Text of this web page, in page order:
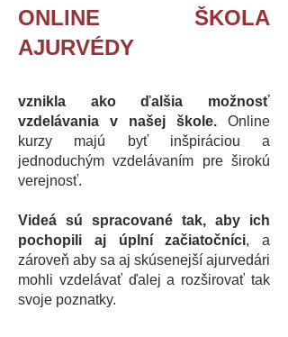
ONLINE ŠKOLA
AJURVÉDY
vznikla ako ďalšia možnosť
vzdelávania v našej škole. Online
kurzy majú byť inšpiráciou a
jednoduchým vzdelávaním pre širokú
verejnosť.
Videá sú spracované tak, aby ich
pochopili aj úplní začiatočníci, a
zároveň aby sa aj skúsenejší ajurvedári
mohli vzdelávať ďalej a rozširovať tak
svoje poznatky.